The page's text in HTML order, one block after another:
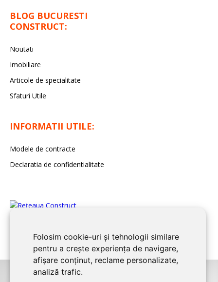
Folosim cookie-uri și tehnologii similare
pentru a crește experiența de navigare,
afișare conținut, reclame personalizate,
analiză trafic.
BLOG BUCURESTI
CONSTRUCT:
Noutati
Imobiliare
Articole de specialitate
Sfaturi Utile
INFORMATII UTILE:
Modele de contracte
Declaratia de confidentialitate